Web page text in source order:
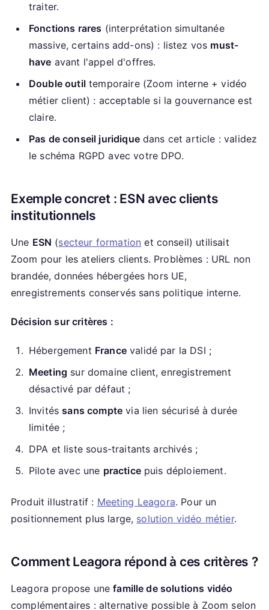
traiter.
Fonctions rares (interprétation simultanée
massive, certains add-ons) : listez vos must-
have avant l'appel d'offres.
Double outiltemporaire (Zoom interne + vidéo
métier client) : acceptable si la gouvernance est
claire.
Pas de conseil juridiquedans cet article : validez
le schéma RGPD avec votre DPO.
Exemple concret : ESN avec clients
institutionnels
Une ESN (secteur formation et conseil) utilisait
Zoom pour les ateliers clients. Problèmes : URL non
brandée, données hébergées hors UE,
enregistrements conservés sans politique interne.
Décision sur critères :
Hébergement Francevalidé par la DSI ;
Meeting sur domaine client, enregistrement
désactivé par défaut ;
Invitéssans compte via lien sécurisé à durée
limitée ;
DPA et liste sous-traitants archivés ;
Pilote avec une practicepuis déploiement.
Produit illustratif : Meeting Leagora. Pour un
positionnement plus large, solution vidéo métier.
Comment Leagora répond à ces critères ?
Leagora propose unefamille de solutions vidéo
complémentaires : alternative possible à Zoom selon